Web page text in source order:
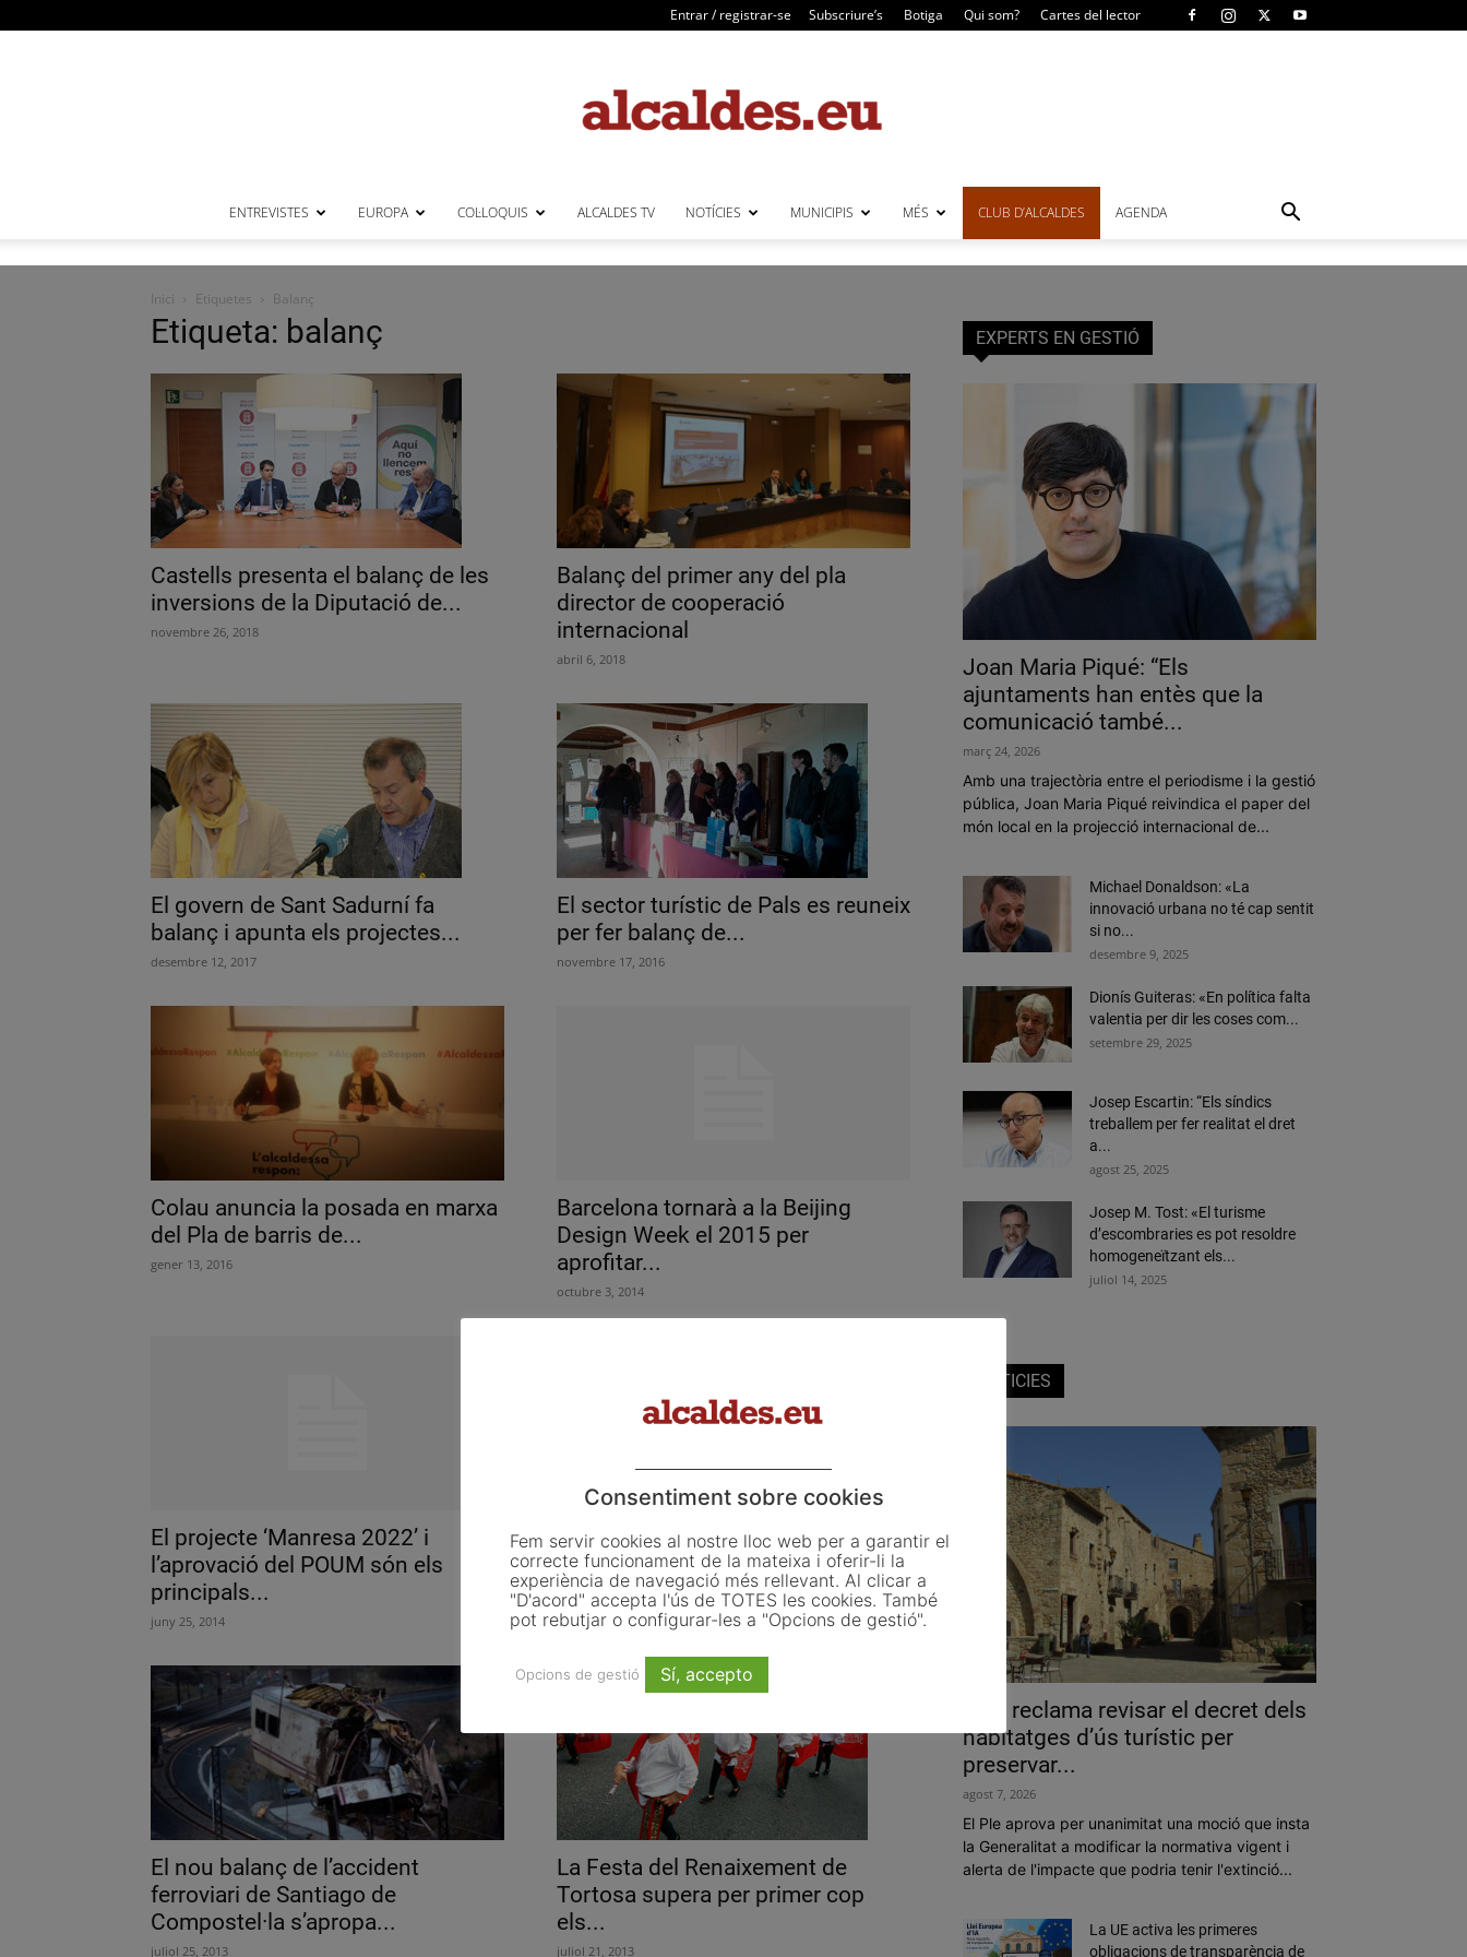
Entrar / registrar-se Subscriure’s Botiga Qui som? Cartes del lector
ENTREVISTES EUROPA COL·LOQUIS ALCALDES TV NOTÍCIES MUNICIPIS MÉS CLUB D’ALCALDES AGENDA
Inici Etiquetes Balanç
Etiqueta: balanç
Castells presenta el balanç de les
inversions de la Diputació de...
novembre 26, 2018
Balanç del primer any del pla
director de cooperació
internacional
abril 6, 2018
El govern de Sant Sadurní fa
balanç i apunta els projectes...
desembre 12, 2017
El sector turístic de Pals es reuneix
per fer balanç de...
novembre 17, 2016
Colau anuncia la posada en marxa
del Pla de barris de...
gener 13, 2016
Barcelona tornarà a la Beijing
Design Week el 2015 per
aprofitar...
octubre 3, 2014
El projecte ‘Manresa 2022’ i
l’aprovació del POUM són els
principals...
juny 25, 2014
Trias: «Barcelona no deixarà enrere
ningú»
gener 16, 2014
El nou balanç de l’accident
ferroviari de Santiago de
Compostel·la s’apropa...
juliol 25, 2013
La Festa del Renaixement de
Tortosa supera per primer cop
els...
juliol 21, 2013
EXPERTS EN GESTIÓ
Joan Maria Piqué: “Els
ajuntaments han entès que la
comunicació també...
març 24, 2026
Amb una trajectòria entre el periodisme i la gestió
pública, Joan Maria Piqué reivindica el paper del
món local en la projecció internacional de...
Michael Donaldson: «La
innovació urbana no té cap sentit
si no...
desembre 9, 2025
Dionís Guiteras: «En política falta
valentia per dir les coses com...
setembre 29, 2025
Josep Escartin: “Els síndics
treballem per fer realitat el dret
a...
agost 25, 2025
Josep M. Tost: «El turisme
d’escombraries es pot resoldre
homogeneïtzant els...
juliol 14, 2025
NOTICIES
Pals reclama revisar el decret dels
habitatges d’ús turístic per
preservar...
agost 7, 2026
El Ple aprova per unanimitat una moció que insta
la Generalitat a modificar la normativa vigent i
alerta de l'impacte que podria tenir l'extinció...
La UE activa les primeres
obligacions de transparència de
Consentiment sobre cookies
Fem servir cookies al nostre lloc web per a garantir el
correcte funcionament de la mateixa i oferir-li la
experiència de navegació més rellevant. Al clicar a
"D'acord" accepta l'ús de TOTES les cookies. També
pot rebutjar o configurar-les a "Opcions de gestió".
Opcions de gestió Sí, accepto